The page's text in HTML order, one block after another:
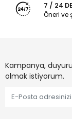
7 / 24
Öneri ve
Kampanya,
olmak istiyorum.